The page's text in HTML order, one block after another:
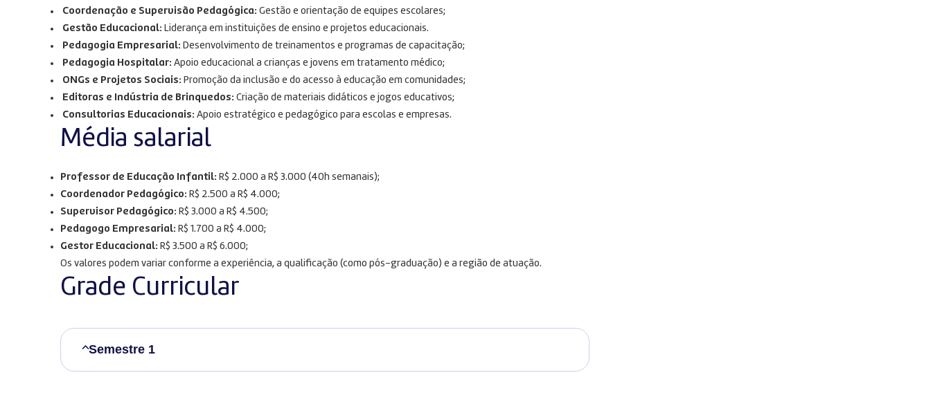
Coordenação e Supervisão Pedagógica: Gestão e orientação de equipes escolares;
Gestão Educacional: Liderança em instituições de ensino e projetos educacionais.
Pedagogia Empresarial: Desenvolvimento de treinamentos e programas de capacitação;
Pedagogia Hospitalar: Apoio educacional a crianças e jovens em tratamento médico;
ONGs e Projetos Sociais: Promoção da inclusão e do acesso à educação em comunidades;
Editoras e Indústria de Brinquedos: Criação de materiais didáticos e jogos educativos;
Consultorias Educacionais: Apoio estratégico e pedagógico para escolas e empresas.
Média salarial
Professor de Educação Infantil: R$ 2.000 a R$ 3.000 (40h semanais);
Coordenador Pedagógico: R$ 2.500 a R$ 4.000;
Supervisor Pedagógico: R$ 3.000 a R$ 4.500;
Pedagogo Empresarial: R$ 1.700 a R$ 4.000;
Gestor Educacional: R$ 3.500 a R$ 6.000;
Os valores podem variar conforme a experiência, a qualificação (como pós-graduação) e a região de atuação.
Grade Curricular
Semestre 1